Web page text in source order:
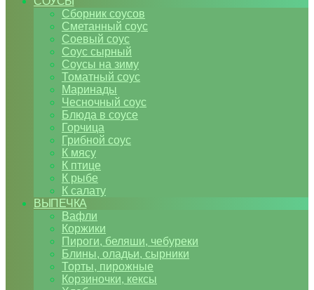
Сборник соусов
Сметанный соус
Соевый соус
Соус сырный
Соусы на зиму
Томатный соус
Маринады
Чесночный соус
Блюда в соусе
Горчица
Грибной соус
К мясу
К птице
К рыбе
К салату
ВЫПЕЧКА
Вафли
Коржики
Пироги, беляши, чебуреки
Блины, оладьи, сырники
Торты, пирожные
Корзиночки, кексы